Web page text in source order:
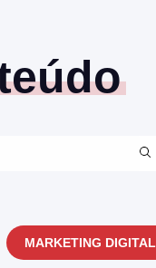
MARKETING DIGITAL